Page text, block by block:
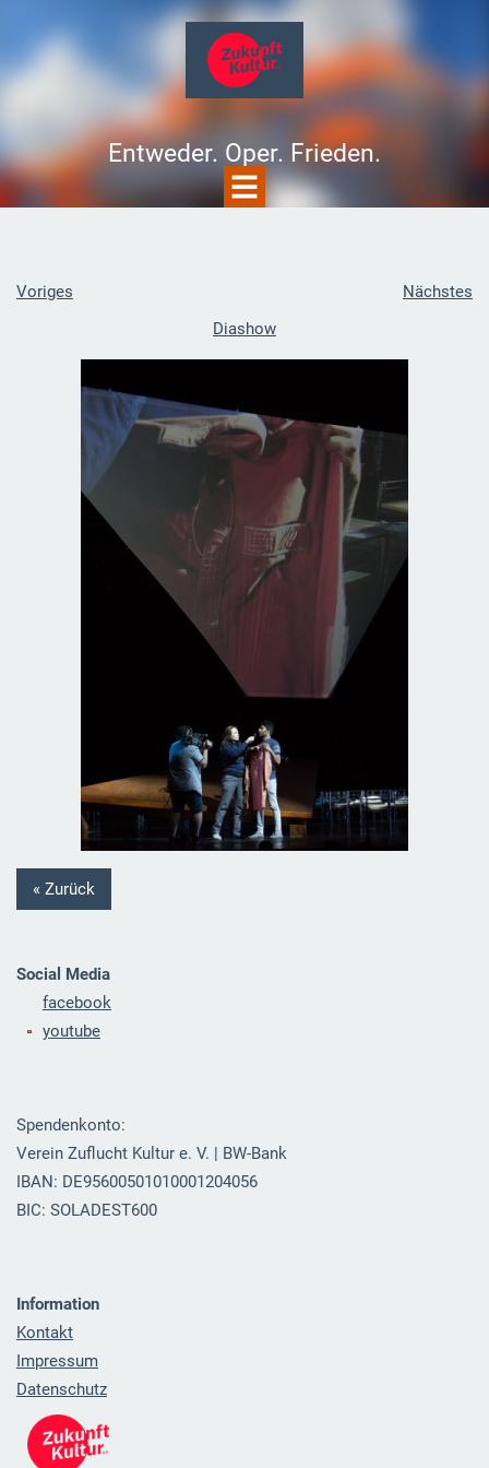
Entweder. Oper. Frieden.
Voriges
Nächstes
Diashow
« Zurück
Social Media
facebook
youtube
Spendenkonto:
Verein Zuflucht Kultur e. V. | BW-Bank
IBAN: DE95600501010001204056
BIC: SOLADEST600
Information
Kontakt
Impressum
Datenschutz